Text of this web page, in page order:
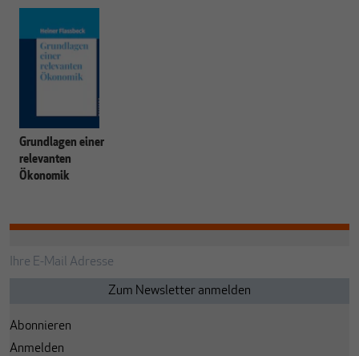
Grundlagen einer
relevanten
Ökonomik
Abonnieren
Anmelden